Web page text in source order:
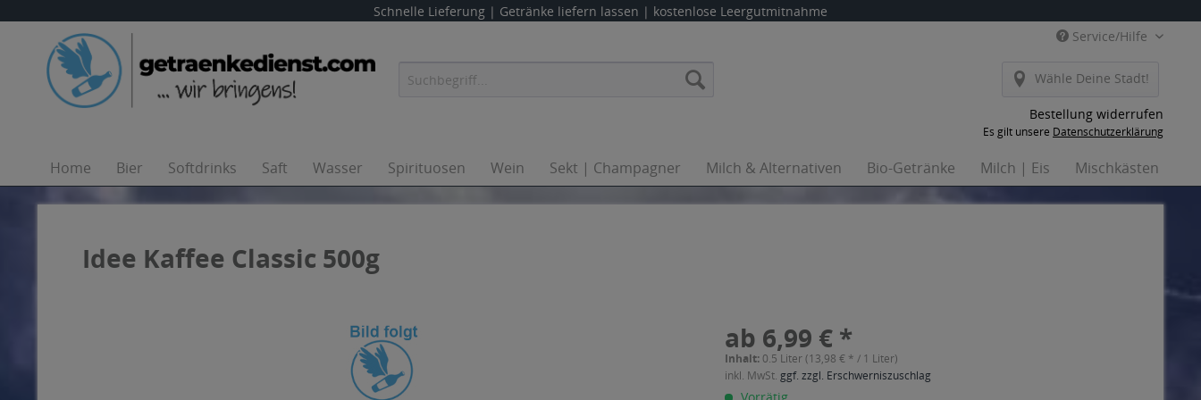
Schnelle Lieferung | Getränke liefern lassen | kostenlose Leergutmitnahme
Service/Hilfe
Wähle Deine Stadt!
Bestellung widerrufen
Es gilt unsere Datenschutzerklärung
Home Bier Softdrinks Saft Wasser Spirituosen Wein Sekt | Champagner Milch & Alternativen Bio-Getränke Milch | Eis Mischkästen
Idee Kaffee Classic 500g
ab 6,99 € *
Inhalt: 0.5 Liter (13,98 € * / 1 Liter)
inkl. MwSt. ggf. zzgl. Erschwerniszuschlag